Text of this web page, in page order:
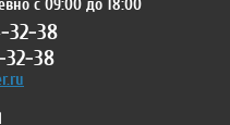
с 09:00 до 18:00
32-38
32-38